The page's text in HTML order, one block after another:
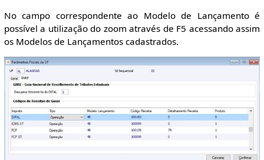
No campo correspondente ao Modelo de Lançamento é
possível a utilização do zoom através de F5 acessando assim
os Modelos de Lançamentos cadastrados.